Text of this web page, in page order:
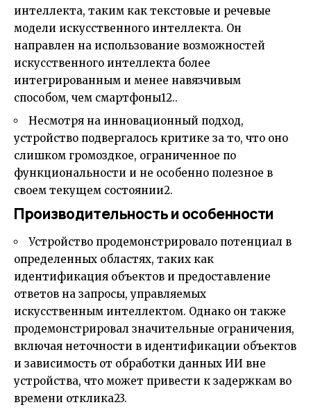
интеллекта, таким как текстовые и речевые
модели искусственного интеллекта. Он
направлен на использование возможностей
искусственного интеллекта более
интегрированным и менее навязчивым
способом, чем смартфоны12..
Несмотря на инновационный подход,
устройство подвергалось критике за то, что оно
слишком громоздкое, ограниченное по
функциональности и не особенно полезное в
своем текущем состоянии2.
Производительность и особенности
Устройство продемонстрировало потенциал в
определенных областях, таких как
идентификация объектов и предоставление
ответов на запросы, управляемых
искусственным интеллектом. Однако он также
продемонстрировал значительные ограничения,
включая неточности в идентификации объектов
и зависимость от обработки данных ИИ вне
устройства, что может привести к задержкам во
времени отклика23.